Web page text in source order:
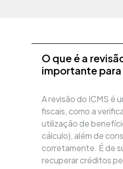
O que é a
importante para
A revisão do ICMS é
fiscais, como a
utilização de
cálculo), além de
corretamente. É de
recuperar créditos